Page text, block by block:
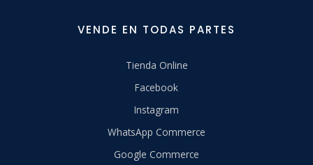
VENDE EN TODAS PARTES
Tienda Online
Facebook
Instagram
WhatsApp Commerce
Google Commerce